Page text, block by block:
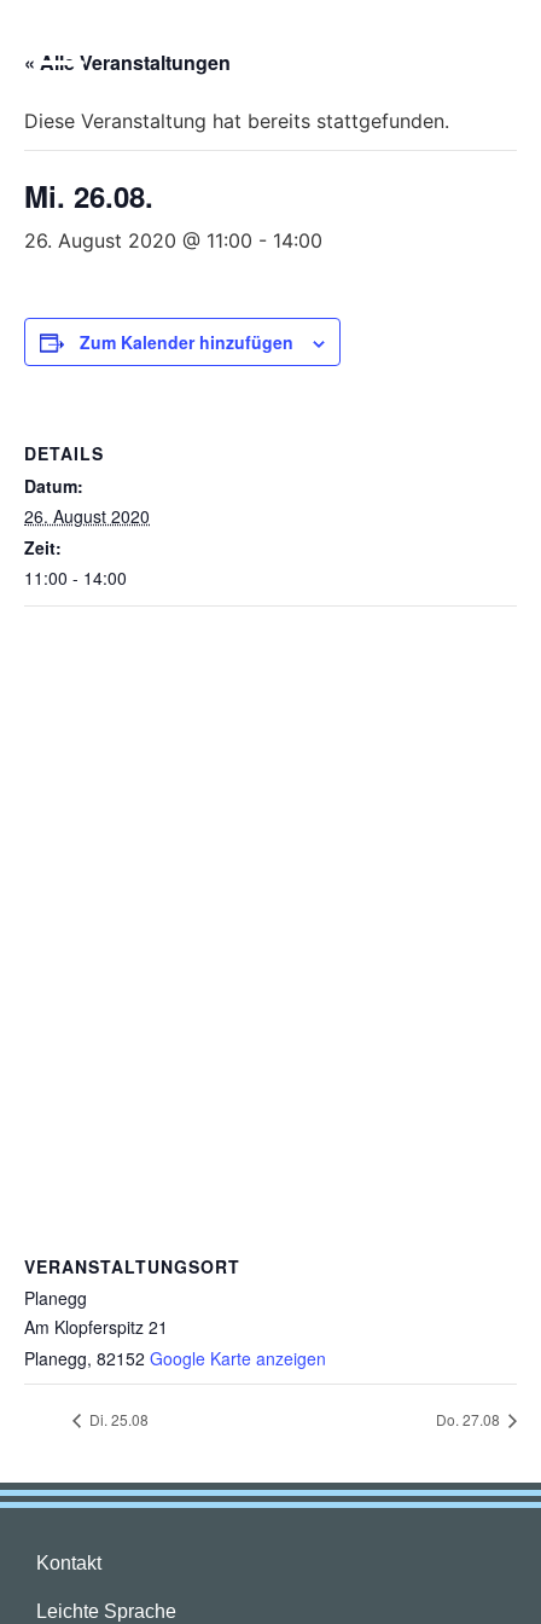
Sie,
diese
ein
verwendet.
« Alle Veranstaltungen
Diese Veranstaltung hat bereits stattgefunden.
Mi. 26.08.
26. August 2020 @ 11:00 - 14:00
Zum Kalender hinzufügen
DETAILS
Datum:
26. August 2020
Zeit:
11:00 - 14:00
VERANSTALTUNGSORT
Planegg
Am Klopferspitz 21
Planegg, 82152 Google Karte anzeigen
Di. 25.08 Do. 27.08
Kontakt
Leichte Sprache